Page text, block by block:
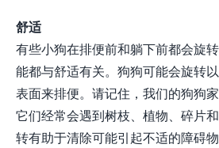
舒适
有些小狗在排便前和躺下前都会旋
能都与舒适有关。狗狗可能会旋转
表面来排便。请记住，我们的狗狗
它们经常会遇到树枝、植物、碎片
转有助于清除可能引起不适的障碍